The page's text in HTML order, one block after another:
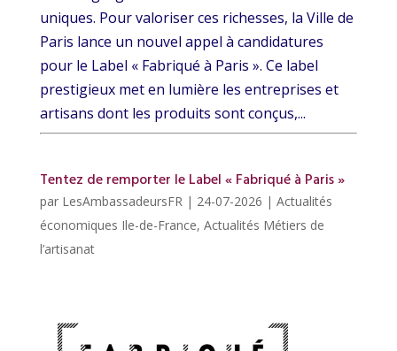
uniques. Pour valoriser ces richesses, la Ville de
Paris lance un nouvel appel à candidatures
pour le Label « Fabriqué à Paris ». Ce label
prestigieux met en lumière les entreprises et
artisans dont les produits sont conçus,...
Tentez de remporter le Label « Fabriqué à Paris »
par LesAmbassadeursFR| 24-07-2026 | Actualités
économiques Ile-de-France, Actualités Métiers de
l’artisanat